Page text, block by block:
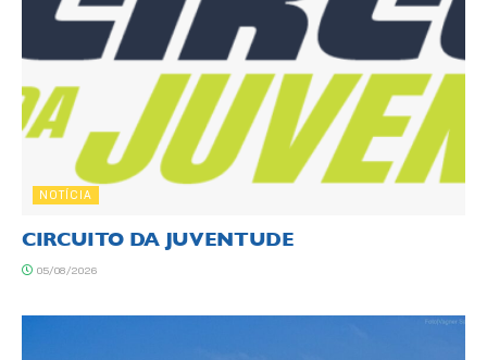
NOTÍCIA
CIRCUITO DA JUVENTUDE
05/08/2026